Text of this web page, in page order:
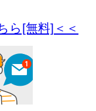
ら[無料]＜＜